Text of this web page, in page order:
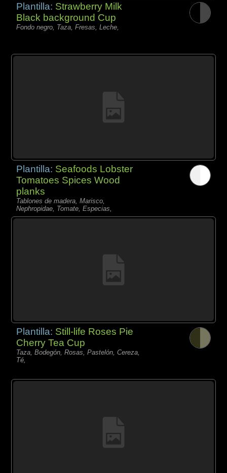
Plantilla: Strawberry Milk
Black background Cup
Fondo negro, Taza, Fresas, Leche,
Plantilla: Seafoods Lobster
Tomatoes Spices Wood
planks
Tablones de madera, Marisco,
Nephropidae, Tomate, Especias,
Plantilla: Still-life Roses Pie
Cherry Tea Cup
Taza, Bodegón, Rosas, Pastelón, Cereza,
Té,